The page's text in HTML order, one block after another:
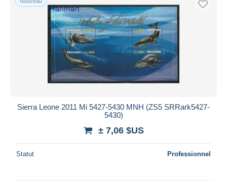
Sierra Leone 2011 Mi 5427-5430 MNH (ZS5 SRRark5427-
5430)
± 7,06 $US
Statut Professionnel